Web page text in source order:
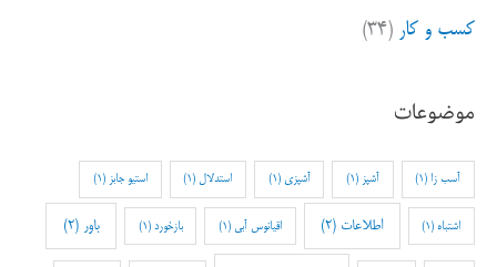
کسب و کار (۳۴)
موضوعات
آسب زا (1) آشپز (1) آشپزی (1) استدلال (1) استیو جابز (1)
اشتباه (1) اطلاعات (2) اقیانوس آبی (1) بازخورد (1) باور (2)